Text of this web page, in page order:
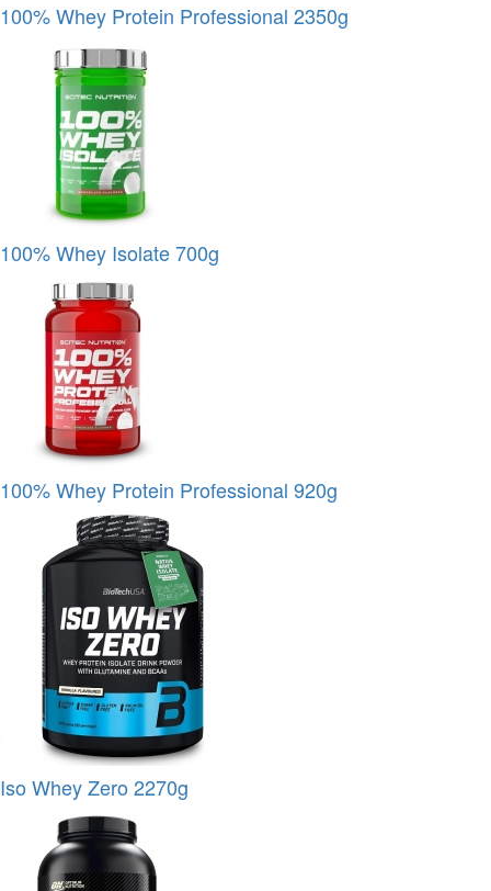
100% Whey Protein Professional 2350g
100% Whey Isolate 700g
100% Whey Protein Professional 920g
Iso Whey Zero 2270g